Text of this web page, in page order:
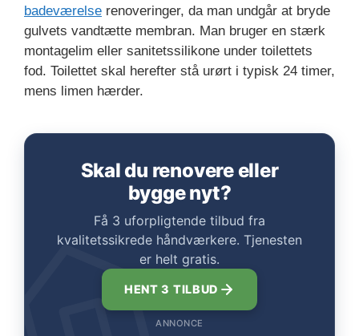
badeværelse renoveringer, da man undgår at bryde
gulvets vandtætte membran. Man bruger en stærk
montagelim eller sanitetssilikone under toilettets
fod. Toilettet skal herefter stå urørt i typisk 24 timer,
mens limen hærder.
Skal du renovere eller
bygge nyt?
Få 3 uforpligtende tilbud fra
kvalitetssikrede håndværkere. Tjenesten
er helt gratis.
HENT 3 TILBUD
ANNONCE